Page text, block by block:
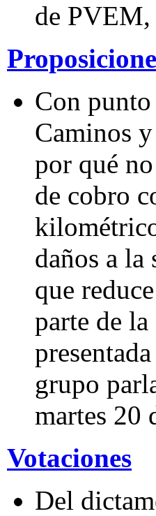
de PVEM,
Con
Caminos
por qué
de cobro
daños a
que
parte de la
grupo
martes 20
Votaciones
Del